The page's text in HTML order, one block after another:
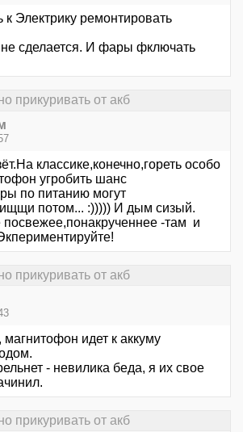
Электрику ремонтировать
не сделается. И фары фключать
прикуривать от акб
классике,конечно,гореть особо
угробить шанс
по питанию могут
потом... :))))) И дым сизый.
посвежее,понакрученнее -там и
прикуривать от акб
магнитофон идет к аккуму
- невилика беда, я их свое
прикуривать от акб